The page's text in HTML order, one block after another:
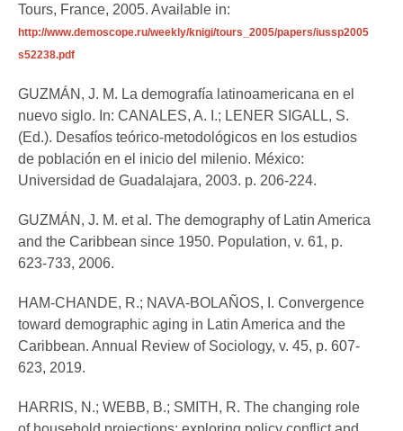
Tours, France, 2005. Available in:
http://www.demoscope.ru/weekly/knigi/tours_2005/papers/iussp2005
s52238.pdf
GUZMÁN, J. M. La demografía latinoamericana en el
nuevo siglo. In: CANALES, A. I.; LENER SIGALL, S.
(Ed.). Desafíos teórico-metodológicos en los estudios
de población en el inicio del milenio. México:
Universidad de Guadalajara, 2003. p. 206-224.
GUZMÁN, J. M. et al. The demography of Latin America
and the Caribbean since 1950. Population, v. 61, p.
623-733, 2006.
HAM-CHANDE, R.; NAVA-BOLAÑOS, I. Convergence
toward demographic aging in Latin America and the
Caribbean. Annual Review of Sociology, v. 45, p. 607-
623, 2019.
HARRIS, N.; WEBB, B.; SMITH, R. The changing role